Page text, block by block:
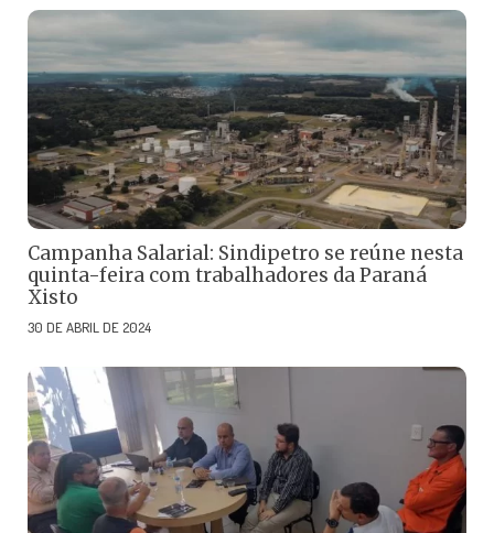
Campanha Salarial: Sindipetro se reúne nesta
quinta-feira com trabalhadores da Paraná
Xisto
30 DE ABRIL DE 2024